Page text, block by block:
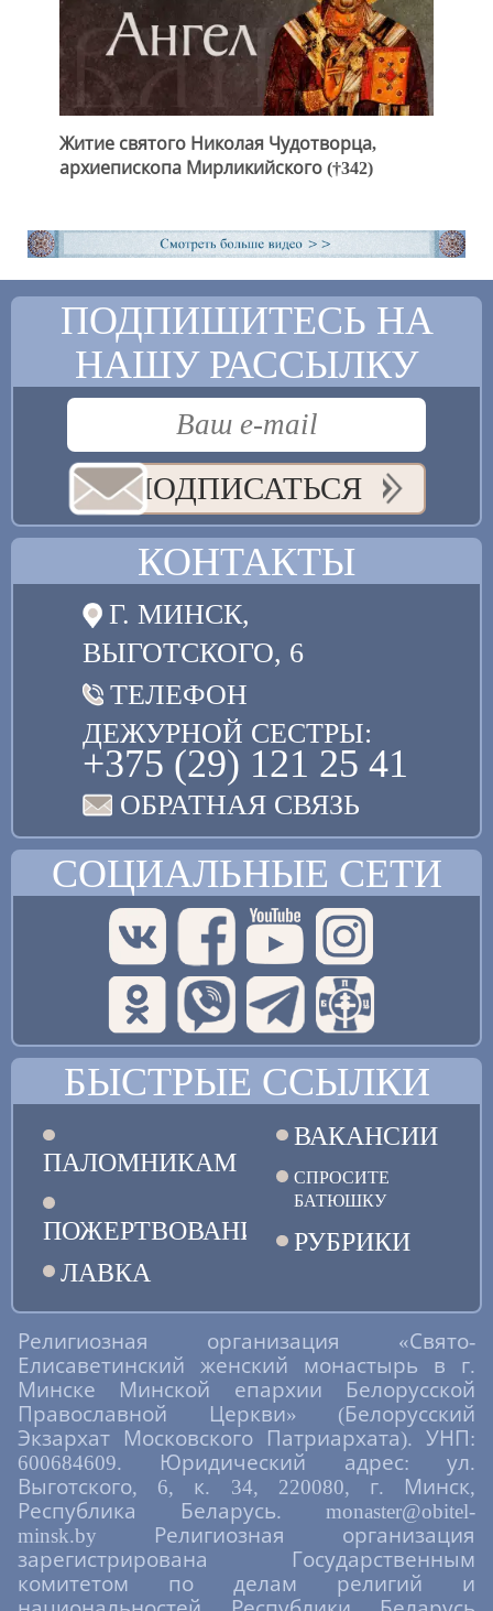
Житие святого Николая Чудотворца,
архиепископа Мирликийского (†342)
ПОДПИШИТЕСЬ НА
НАШУ РАССЫЛКУ
ПОДПИСАТЬСЯ
КОНТАКТЫ
Г. МИНСК,
ВЫГОТСКОГО, 6
ТЕЛЕФОН
ДЕЖУРНОЙ СЕСТРЫ:
+375 (29) 121 25 41
ОБРАТНАЯ СВЯЗЬ
СОЦИАЛЬНЫЕ СЕТИ
БЫСТРЫЕ ССЫЛКИ
ПАЛОМНИКАМ
ПОЖЕРТВОВАНИЯ
ЛАВКА
ВАКАНСИИ
СПРОСИТЕ
БАТЮШКУ
РУБРИКИ
Религиозная организация «Свято-
Елисаветинский женский монастырь в г.
Минске Минской епархии Белорусской
Православной Церкви» (Белорусский
Экзархат Московского Патриархата). УНП:
600684609. Юридический адрес: ул.
Выготского, 6, к. 34, 220080, г. Минск,
Республика Беларусь. monaster@obitel-
minsk.by Религиозная организация
зарегистрирована Государственным
комитетом по делам религий и